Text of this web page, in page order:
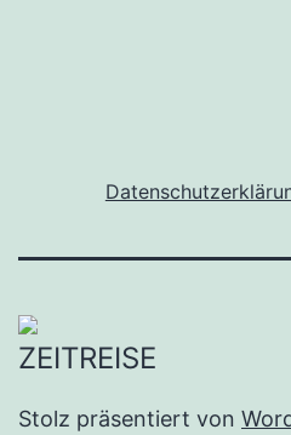
Stolz präsentiert von